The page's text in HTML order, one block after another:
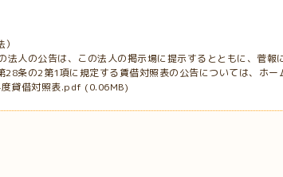
人の公告は、この法人の掲示場に提示するとともに、菅報
28条の2第1項に規定する賃借対照表の公告については、ホー
貸借対照表.pdf (0.06MB)